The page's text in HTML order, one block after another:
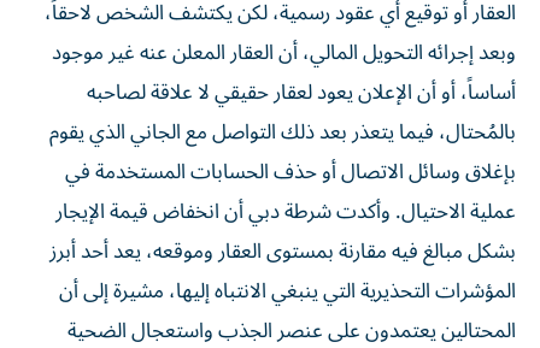
العقار أو توقيع أي عقود رسمية، لكن يكتشف الشخص لاحقاً،
وبعد إجرائه التحويل المالي، أن العقار المعلن عنه غير موجود
أساساً، أو أن الإعلان يعود لعقار حقيقي لا علاقة لصاحبه
بالمُحتال، فيما يتعذر بعد ذلك التواصل مع الجاني الذي يقوم
بإغلاق وسائل الاتصال أو حذف الحسابات المستخدمة في
عملية الاحتيال. وأكدت شرطة دبي أن انخفاض قيمة الإيجار
بشكل مبالغ فيه مقارنة بمستوى العقار وموقعه، يعد أحد أبرز
المؤشرات التحذيرية التي ينبغي الانتباه إليها، مشيرة إلى أن
المحتالين يعتمدون على عنصر الجذب واستعجال الضحية